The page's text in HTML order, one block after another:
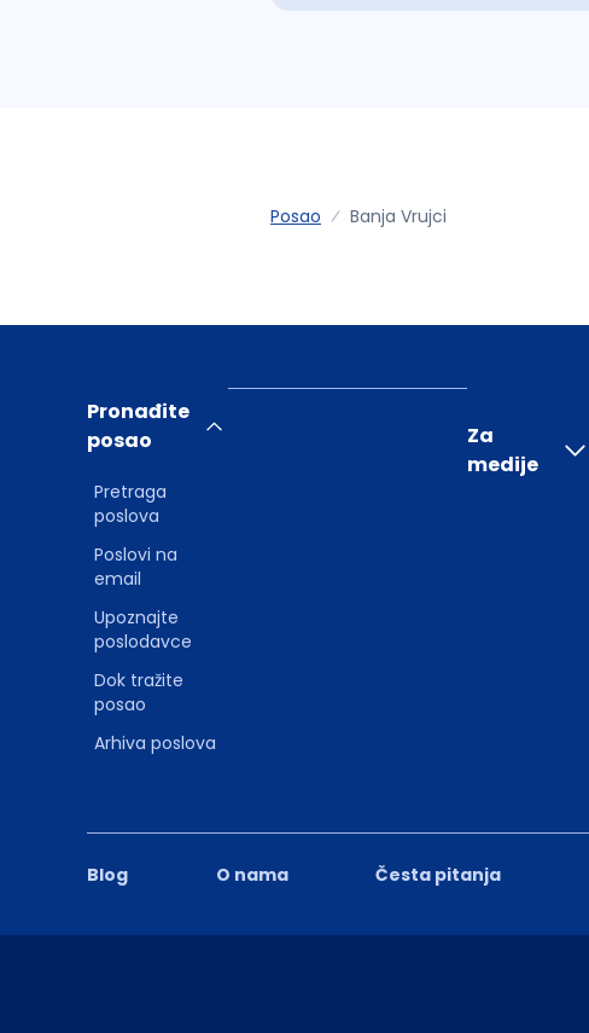
Posao Banja Vrujci
Blog O nama Česta pitanja
Pronađite
posao
Pretraga
poslova
Poslovi na
email
Upoznajte
poslodavce
Dok tražite
posao
Arhiva poslova
Za
medije